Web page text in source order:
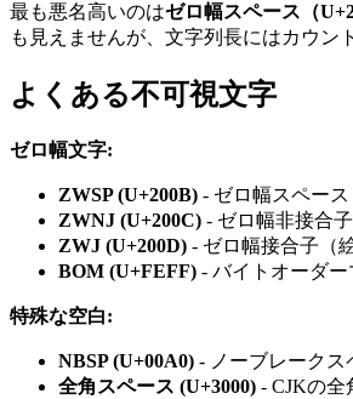
最も悪名高いのはゼロ幅スペース（
も見えませんが、文字列長にはカウン
よくある不可視文字
ゼロ幅文字:
ZWSP (U+200B) - ゼロ幅スペース
ZWNJ (U+200C) - ゼロ幅非接合子
ZWJ (U+200D) - ゼロ幅接合子（
BOM (U+FEFF) - バイトオーダー
特殊な空白:
NBSP (U+00A0) - ノーブレークス
全角スペース (U+3000) - CJKの全